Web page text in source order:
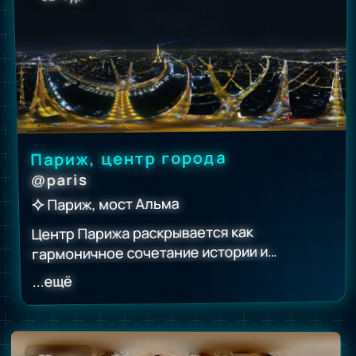
«Торс Бельведерский».
впечатление величия классической эпохи.
Париж, центр города
@paris
Париж, мост Альма
Центр Парижа раскрывается как
гармоничное сочетание истории и
современности.
Узнаваемые мансарды, элегантные фасады
и широкие набережные Сены создают
характерный облик города.
Здесь особенно ощущается атмосфера
...ещё